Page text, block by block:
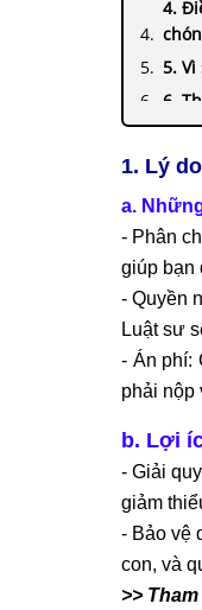
4.
5.
6.
1. Lý
a.
- Phân
giúp bạn
- Quyền
Luật sư
- Án phí:
phải nộp
b. Lợi
- Giải
giảm
- Bảo vệ
con, và
>>